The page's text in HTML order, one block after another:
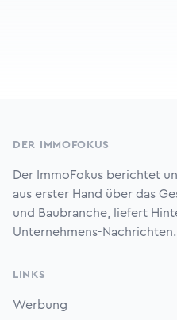
DER IMMOFOKUS
Der ImmoFokus berichtet
aus erster Hand über das
und Baubranche, liefert
Unternehmens-Nachrichten.
LINKS
Werbung